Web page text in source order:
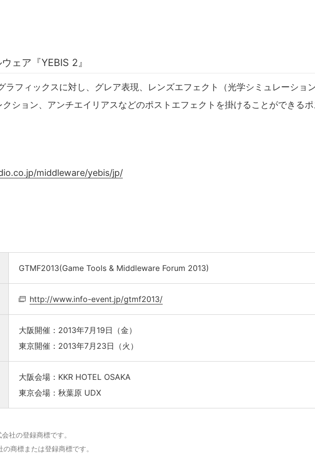
ェア『YEBIS 2』
ラフィックスに対し、グレア表現、レンズエフェクト（光学シミュレーショ
ション、アンチエイリアスなどのポストエフェクトを掛けることができる
middleware/yebis/jp/
GTMF2013(Game Tools & Middleware Forum 2013)
http://www.info-event.jp/gtmf2013/
大阪開催：2013年7月19日（金）
東京開催：2013年7月23日（火）
大阪会場：KKR HOTEL OSAKA
東京会場：秋葉原 UDX
社の登録商標です。
商標または登録商標です。